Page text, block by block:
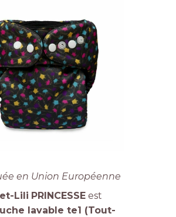
en Union Européenne
Lili PRINCESSEest
lavable te1 (Tout-